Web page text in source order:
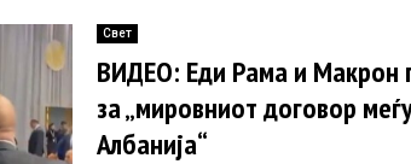
Свет
ВИДЕО: Еди Рама и Макрон
за „мировниот договор
Албанија“